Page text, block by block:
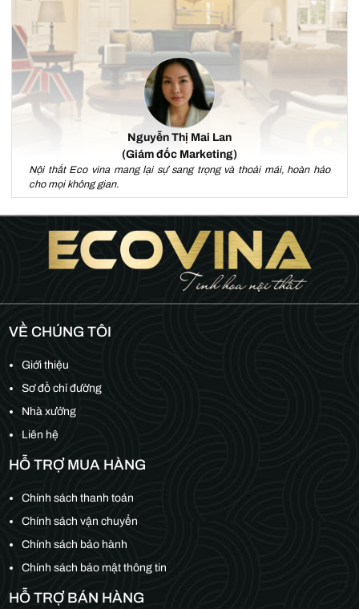
Nguyễn Thị Mai Lan
(Giám đốc Marketing)
Nội thất Eco vina mang lại sự sang trọng và thoải mái, hoàn hảo
cho mọi không gian.
VỀ CHÚNG TÔI
Giới thiệu
Sơ đồ chỉ đường
Nhà xưởng
Liên hệ
HỖ TRỢ MUA HÀNG
Chính sách thanh toán
Chính sách vận chuyển
Chính sách bảo hành
Chính sách bảo mật thông tin
HỖ TRỢ BÁN HÀNG